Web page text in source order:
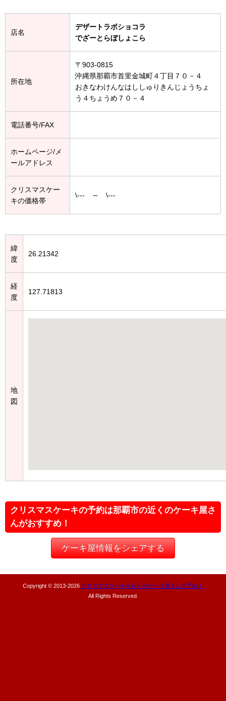
店名
デザートラボショコラ
でざーとらぼしょこら
所在地
〒903-0815
沖縄県那覇市首里金城町４丁目７０－４
おきなわけんなはししゅりきんじょうちょ
う４ちょうめ７０－４
電話番号/FAX
ホームページ/メ
ールアドレス
クリスマスケー
キの価格帯
\--- ～ \---
緯
度
26.21342
経
度
127.71813
地
図
クリスマスケーキの予約は那覇市の近くのケーキ屋さ
んがおすすめ！
ケーキ屋情報をシェアする
Copyright © 2013-2026 クリスマスケーキを近くのケーキ屋さんで予約！
All Rights Reserved.